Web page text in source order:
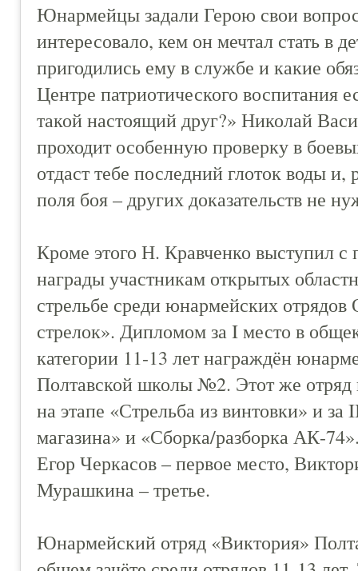
Юнармейцы задали Герою свои
интересовало, кем он мечтал стать в
пригодились ему в службе и какие
Центре патриотического воспитания
такой настоящий друг?» Николай
проходит особенную проверку в
отдаст тебе последний глоток воды
поля боя – других доказательств не
Кроме этого Н. Кравченко выступил с
награды участникам открытых
стрельбе среди юнармейских
стрелок». Дипломом за I место в
категории 11-13 лет награждён
Полтавской школы №2. Этот же
на этапе «Стрельба из винтовки» и
магазина» и «Сборка/разборка АК-
Егор Черкасов – первое место,
Мурашкина – третье.
Юнармейский отряд «Виктория»